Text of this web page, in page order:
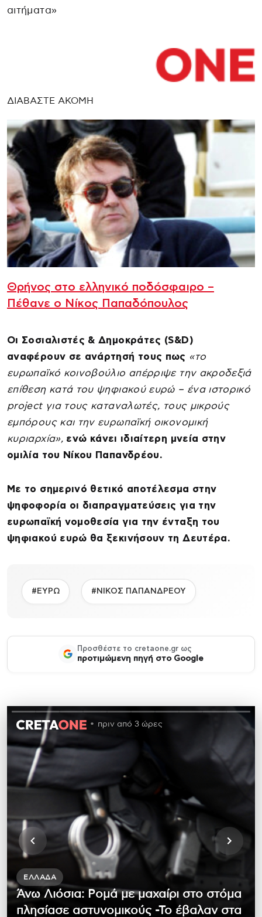
αιτήματα»
ΔΙΑΒΑΣΤΕ ΑΚΟΜΗ
Θρήνος στο ελληνικό ποδόσφαιρο –
Πέθανε ο Νίκος Παπαδόπουλος
Οι Σοσιαλιστές & Δημοκράτες (S&D)
αναφέρουν σε ανάρτησή τους πως «το
ευρωπαϊκό κοινοβούλιο απέρριψε την ακροδεξιά
επίθεση κατά του ψηφιακού ευρώ – ένα ιστορικό
project για τους καταναλωτές, τους μικρούς
εμπόρους και την ευρωπαϊκή οικονομική
κυριαρχία», ενώ κάνει ιδιαίτερη μνεία στην
ομιλία του Νίκου Παπανδρέου.
Με το σημερινό θετικό αποτέλεσμα στην
ψηφοφορία οι διαπραγματεύσεις για την
ευρωπαϊκή νομοθεσία για την ένταξη του
ψηφιακού ευρώ θα ξεκινήσουν τη Δευτέρα.
#ΕΥΡΩ #ΝΙΚΟΣ ΠΑΠΑΝΔΡΕΟΥ
Προσθέστε το cretaone.gr ως
προτιμώμενη πηγή στο Google
πριν από 3 ώρες
ΕΛΛΆΔΑ
Άνω Λιόσια: Ρομά με μαχαίρι στο στόμα
πλησίασε αστυνομικούς -Το έβαλαν στα